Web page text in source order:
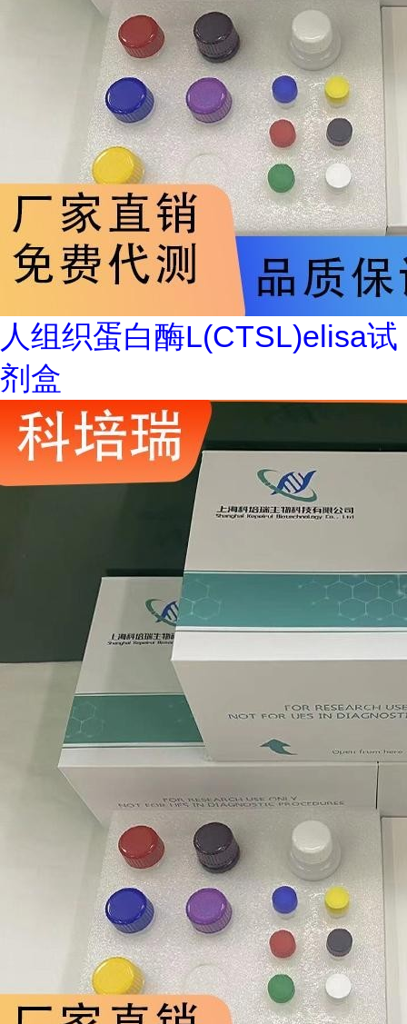
人组织蛋白酶L(CTSL)elisa试
剂盒